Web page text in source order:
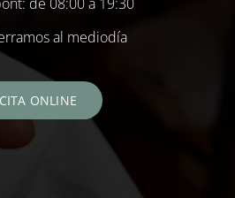
al mediodía
ONLINE